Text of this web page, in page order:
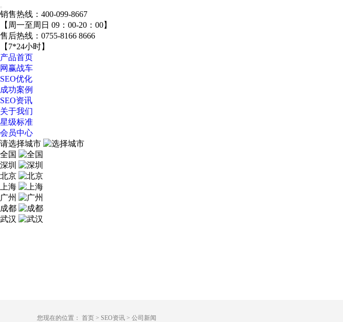
销售热线： 400-099-8667
【周一至周日 09：00-20：00】
售后热线： 0755-8166 8666
【7*24小时】
产品首页
网赢战车
SEO优化
成功案例
SEO资讯
关于我们
星级标准
会员中心
请选择城市
全国
深圳
北京
上海
广州
成都
武汉
您现在的位置： 首页 > SEO资讯 > 公司新闻